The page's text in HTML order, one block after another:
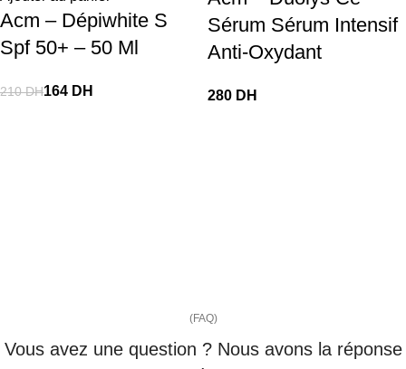
Acm – Dépiwhite S
Spf 50+ – 50 Ml
210DH164 DH
Sérum Sérum Intensif
Anti-Oxydant
DH
(FAQ)
Vous avez une question ? Nous avons la réponse